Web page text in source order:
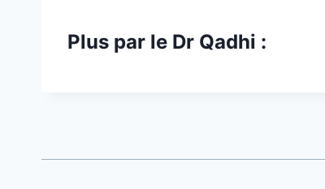
Plus par le Dr Qadhi :